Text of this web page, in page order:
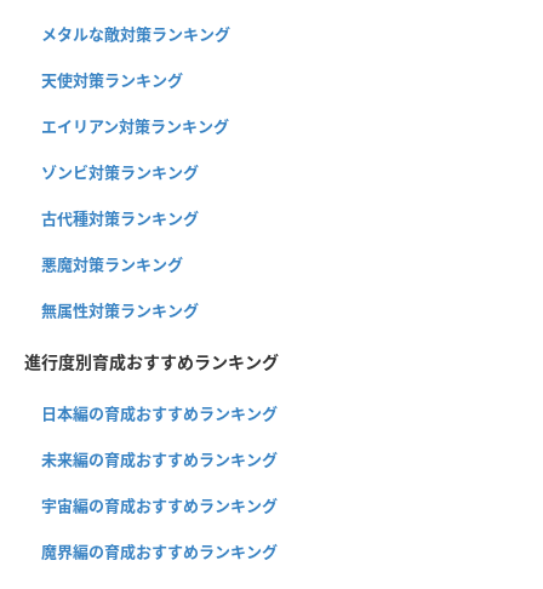
メタルな敵対策ランキング
天使対策ランキング
エイリアン対策ランキング
ゾンビ対策ランキング
古代種対策ランキング
悪魔対策ランキング
無属性対策ランキング
進行度別育成おすすめランキング
日本編の育成おすすめランキング
未来編の育成おすすめランキング
宇宙編の育成おすすめランキング
魔界編の育成おすすめランキング